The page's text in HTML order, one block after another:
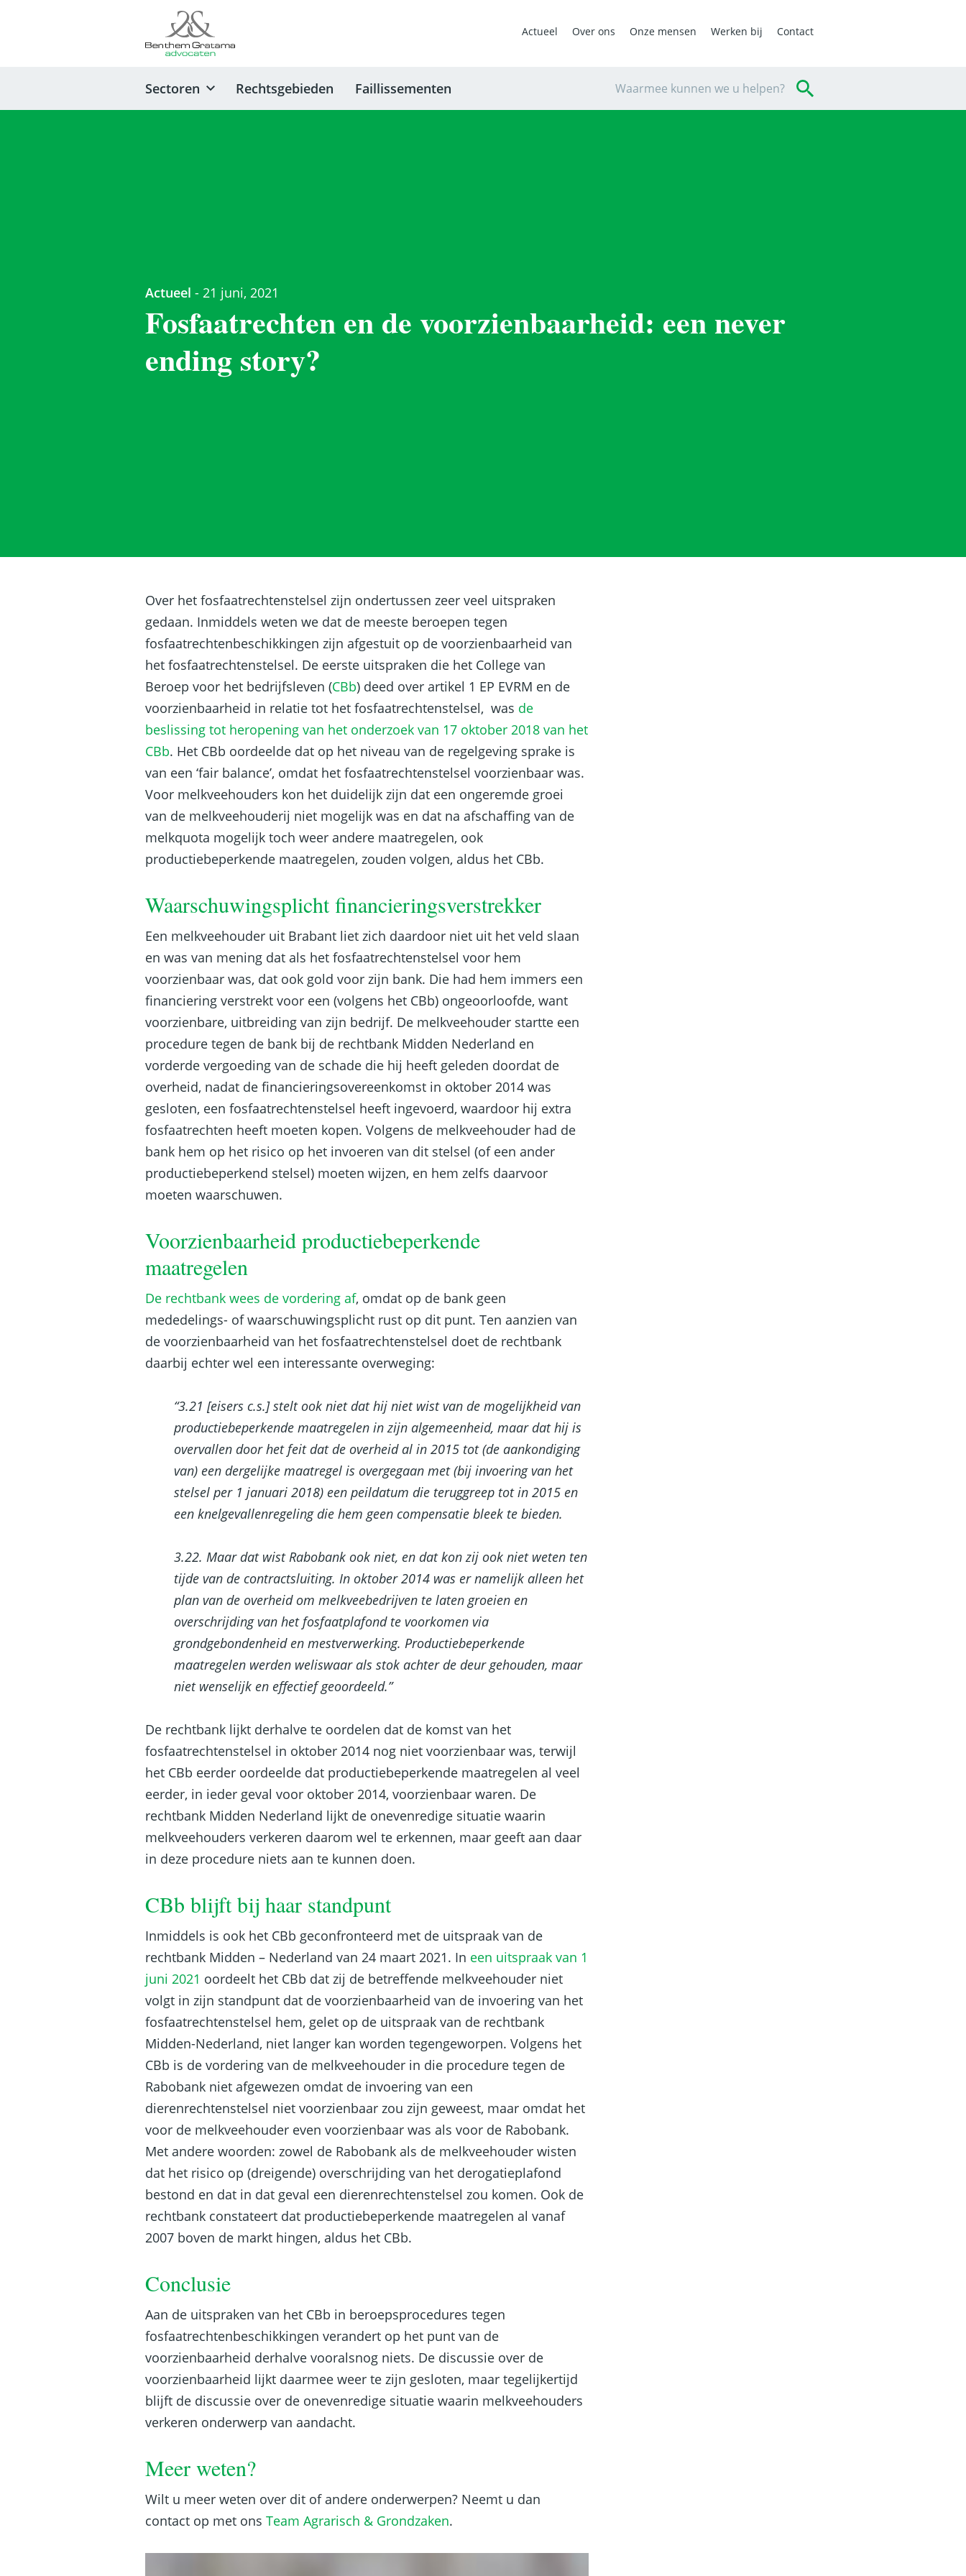
Actueel Over ons Onze mensen Werken bij Contact
Waarmee kunnen we u helpen?
Sectoren Rechtsgebieden Faillissementen
Actueel - 21 juni, 2021
Fosfaatrechten en de voorzienbaarheid: een never
ending story?
Over het fosfaatrechtenstelsel zijn ondertussen zeer veel uitspraken
gedaan. Inmiddels weten we dat de meeste beroepen tegen
fosfaatrechtenbeschikkingen zijn afgestuit op de voorzienbaarheid van
het fosfaatrechtenstelsel. De eerste uitspraken die het College van
Beroep voor het bedrijfsleven (CBb) deed over artikel 1 EP EVRM en de
voorzienbaarheid in relatie tot het fosfaatrechtenstelsel, was de
beslissing tot heropening van het onderzoek van 17 oktober 2018 van het
CBb. Het CBb oordeelde dat op het niveau van de regelgeving sprake is
van een ‘fair balance’, omdat het fosfaatrechtenstelsel voorzienbaar was.
Voor melkveehouders kon het duidelijk zijn dat een ongeremde groei
van de melkveehouderij niet mogelijk was en dat na afschaffing van de
melkquota mogelijk toch weer andere maatregelen, ook
productiebeperkende maatregelen, zouden volgen, aldus het CBb.
Waarschuwingsplicht financieringsverstrekker
Een melkveehouder uit Brabant liet zich daardoor niet uit het veld slaan
en was van mening dat als het fosfaatrechtenstelsel voor hem
voorzienbaar was, dat ook gold voor zijn bank. Die had hem immers een
financiering verstrekt voor een (volgens het CBb) ongeoorloofde, want
voorzienbare, uitbreiding van zijn bedrijf. De melkveehouder startte een
procedure tegen de bank bij de rechtbank Midden Nederland en
vorderde vergoeding van de schade die hij heeft geleden doordat de
overheid, nadat de financieringsovereenkomst in oktober 2014 was
gesloten, een fosfaatrechtenstelsel heeft ingevoerd, waardoor hij extra
fosfaatrechten heeft moeten kopen. Volgens de melkveehouder had de
bank hem op het risico op het invoeren van dit stelsel (of een ander
productiebeperkend stelsel) moeten wijzen, en hem zelfs daarvoor
moeten waarschuwen.
Voorzienbaarheid productiebeperkende
maatregelen
De rechtbank wees de vordering af, omdat op de bank geen
mededelings- of waarschuwingsplicht rust op dit punt. Ten aanzien van
de voorzienbaarheid van het fosfaatrechtenstelsel doet de rechtbank
daarbij echter wel een interessante overweging:
“3.21 [eisers c.s.] stelt ook niet dat hij niet wist van de mogelijkheid van
productiebeperkende maatregelen in zijn algemeenheid, maar dat hij is
overvallen door het feit dat de overheid al in 2015 tot (de aankondiging
van) een dergelijke maatregel is overgegaan met (bij invoering van het
stelsel per 1 januari 2018) een peildatum die teruggreep tot in 2015 en
een knelgevallenregeling die hem geen compensatie bleek te bieden.
3.22. Maar dat wist Rabobank ook niet, en dat kon zij ook niet weten ten
tijde van de contractsluiting. In oktober 2014 was er namelijk alleen het
plan van de overheid om melkveebedrijven te laten groeien en
overschrijding van het fosfaatplafond te voorkomen via
grondgebondenheid en mestverwerking. Productiebeperkende
maatregelen werden weliswaar als stok achter de deur gehouden, maar
niet wenselijk en effectief geoordeeld.”
De rechtbank lijkt derhalve te oordelen dat de komst van het
fosfaatrechtenstelsel in oktober 2014 nog niet voorzienbaar was, terwijl
het CBb eerder oordeelde dat productiebeperkende maatregelen al veel
eerder, in ieder geval voor oktober 2014, voorzienbaar waren. De
rechtbank Midden Nederland lijkt de onevenredige situatie waarin
melkveehouders verkeren daarom wel te erkennen, maar geeft aan daar
in deze procedure niets aan te kunnen doen.
CBb blijft bij haar standpunt
Inmiddels is ook het CBb geconfronteerd met de uitspraak van de
rechtbank Midden – Nederland van 24 maart 2021. In een uitspraak van 1
juni 2021 oordeelt het CBb dat zij de betreffende melkveehouder niet
volgt in zijn standpunt dat de voorzienbaarheid van de invoering van het
fosfaatrechtenstelsel hem, gelet op de uitspraak van de rechtbank
Midden-Nederland, niet langer kan worden tegengeworpen. Volgens het
CBb is de vordering van de melkveehouder in die procedure tegen de
Rabobank niet afgewezen omdat de invoering van een
dierenrechtenstelsel niet voorzienbaar zou zijn geweest, maar omdat het
voor de melkveehouder even voorzienbaar was als voor de Rabobank.
Met andere woorden: zowel de Rabobank als de melkveehouder wisten
dat het risico op (dreigende) overschrijding van het derogatieplafond
bestond en dat in dat geval een dierenrechtenstelsel zou komen. Ook de
rechtbank constateert dat productiebeperkende maatregelen al vanaf
2007 boven de markt hingen, aldus het CBb.
Conclusie
Aan de uitspraken van het CBb in beroepsprocedures tegen
fosfaatrechtenbeschikkingen verandert op het punt van de
voorzienbaarheid derhalve vooralsnog niets. De discussie over de
voorzienbaarheid lijkt daarmee weer te zijn gesloten, maar tegelijkertijd
blijft de discussie over de onevenredige situatie waarin melkveehouders
verkeren onderwerp van aandacht.
Meer weten?
Wilt u meer weten over dit of andere onderwerpen? Neemt u dan
contact op met ons Team Agrarisch & Grondzaken.